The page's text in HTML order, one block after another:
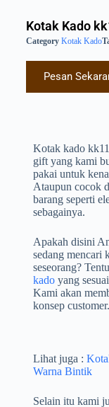
Kotak Kado
Category Kotak Kado
Pesan
Kotak kado
gift yang kami
pakai untuk
Ataupun cocok
barang seperti
sebagainya.
Apakah disini
sedang mencari
seseorang?
kadoyang
Kami akan
konsep customer.
Lihat juga :
Warna Bintik
Selain itu kami